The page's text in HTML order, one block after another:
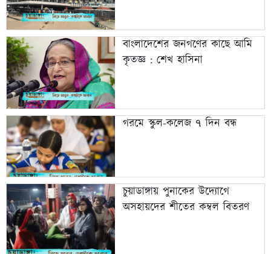
বাংলাদেশের জনগণের কাছে আমি
কৃতজ্ঞ : শেখ হাসিনা
গরমে স্কুল-কলেজ ৭ দিন বন্ধ
চুয়াডাঙ্গায় পুনাকের উদ্যোগে
অসহায়দের শীতের কম্বল বিতরণ